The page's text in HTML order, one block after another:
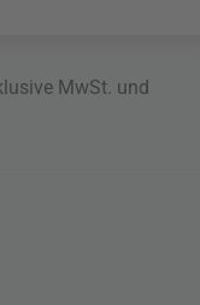
MwSt. und